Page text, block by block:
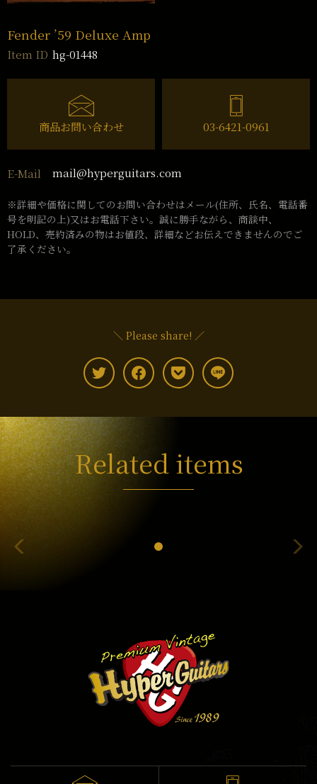
Fender ’59 Deluxe Amp
Item ID hg-01448
商品お問い合わせ 03-6421-0961
E-Mail mail@hyperguitars.com
※詳細や価格に関してのお問い合わせはメール(住所、氏名、電話番
号を明記の上)又はお電話下さい。誠に勝手ながら、商談中、
HOLD、売約済みの物はお値段、詳細などお伝えできませんのでご
了承ください。
＼ Please share! ／
Related items